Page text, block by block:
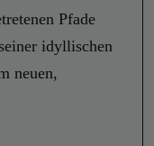
Pfade
idyllischen
neuen,